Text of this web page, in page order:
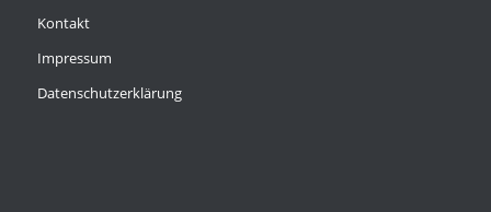
Kontakt
Impressum
Datenschutzerklärung